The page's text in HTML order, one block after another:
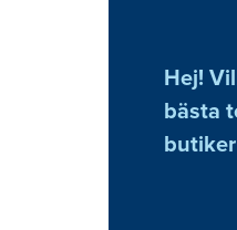
Hej!
bästa